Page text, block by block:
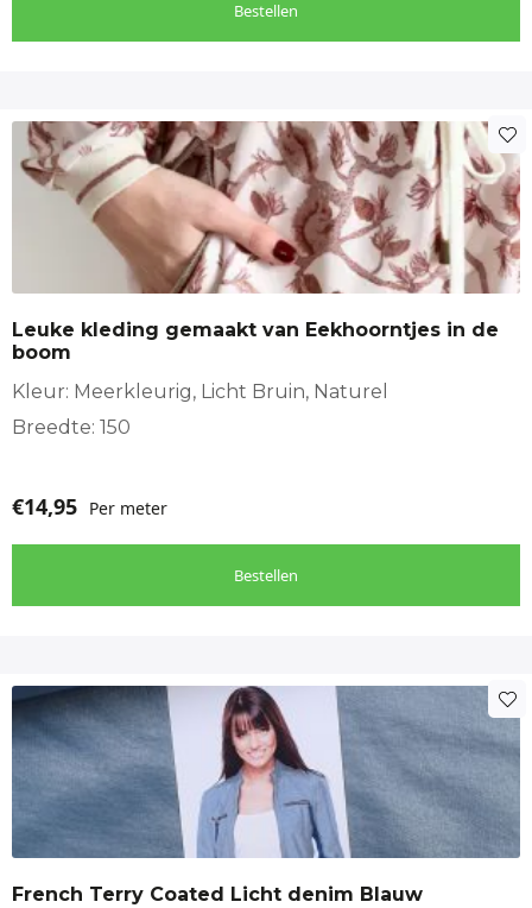
Bestellen
Leuke kleding gemaakt van Eekhoorntjes in de
boom
Kleur: Meerkleurig, Licht Bruin, Naturel
Breedte: 150
€14,95 Per meter
Bestellen
French Terry Coated Licht denim Blauw